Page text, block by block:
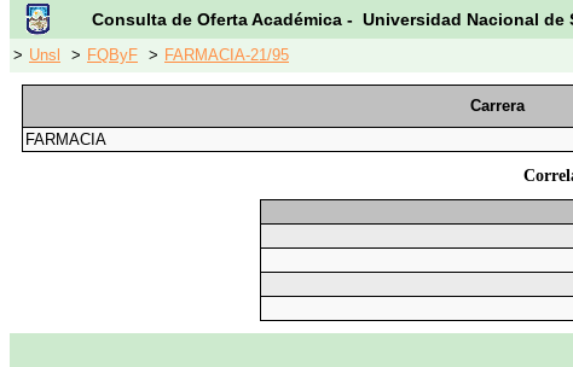
Consulta de Oferta Académica - Universidad Nacional de
> Unsl > FQByF > FARMACIA-21/95
Carrera
FARMACIA